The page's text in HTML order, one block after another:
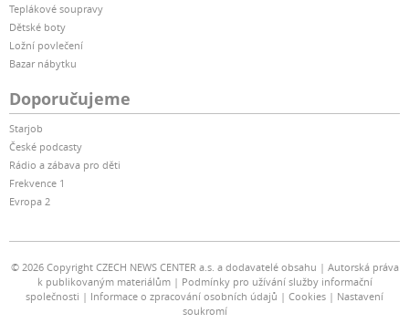
Teplákové soupravy
Dětské boty
Ložní povlečení
Bazar nábytku
Doporučujeme
Starjob
České podcasty
Rádio a zábava pro děti
Frekvence 1
Evropa 2
© 2026 Copyright CZECH NEWS CENTER a.s. a dodavatelé obsahu
Autorská práva
k publikovaným materiálům
Podmínky pro užívání služby informační
společnosti
Informace o zpracování osobních údajů Cookies
Nastavení
soukromí